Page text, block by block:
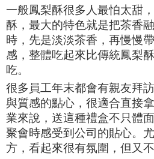
一般鳳梨酥很多人最怕太甜
酥，最大的特色就是把茶香
時，先是淡淡茶香，再慢慢
感，整體吃起來比傳統鳳梨
吃。
很多員工年末都會有親友拜
與質感的點心，很適合直接
業來說，送這種禮盒不只體
聚會時感受到公司的貼心。
方，看起來很有氛圍，但又不